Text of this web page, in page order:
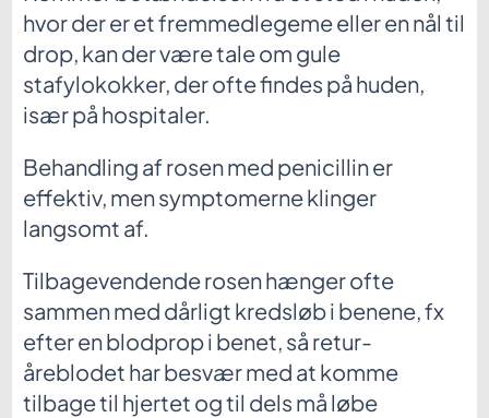
hvor der er et fremmedlegeme eller en nål til
drop, kan der være tale om gule
stafylokokker, der ofte findes på huden,
især på hospitaler.
Behandling af rosen med penicillin er
effektiv, men symptomerne klinger
langsomt af.
Tilbagevendende rosen hænger ofte
sammen med dårligt kredsløb i benene, fx
efter en blodprop i benet, så retur-
åreblodet har besvær med at komme
tilbage til hjertet og til dels må løbe